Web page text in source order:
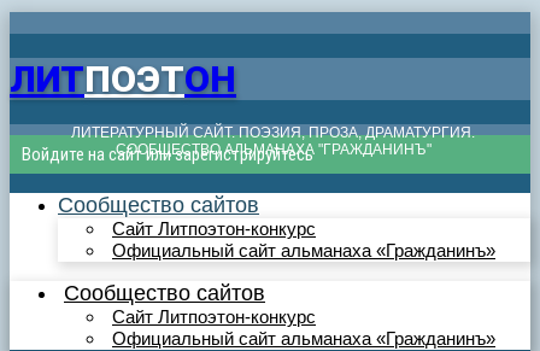
ЛИТПОЭТОН
ЛИТЕРАТУРНЫЙ САЙТ. ПОЭЗИЯ, ПРОЗА, ДРАМАТУРГИЯ.
СООБЩЕСТВО АЛЬМАНАХА "ГРАЖДАНИНЪ"
Войдите на сайт или зарегистрируйтесь
Сообщество сайтов
Сайт Литпоэтон-конкурс
Официальный сайт альманаха «Гражданинъ»
Сообщество сайтов
Сайт Литпоэтон-конкурс
Официальный сайт альманаха «Гражданинъ»